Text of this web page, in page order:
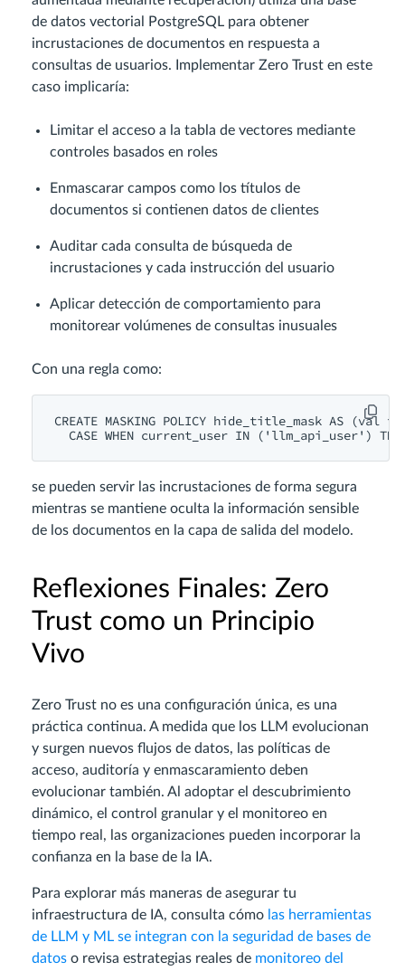
de datos vectorial PostgreSQL para obtener
incrustaciones de documentos en respuesta a
consultas de usuarios. Implementar Zero Trust en este
caso implicaría:
Limitar el acceso a la tabla de vectores mediante
controles basados en roles
Enmascarar campos como los títulos de
documentos si contienen datos de clientes
Auditar cada consulta de búsqueda de
incrustaciones y cada instrucción del usuario
Aplicar detección de comportamiento para
monitorear volúmenes de consultas inusuales
Con una regla como:
CREATE MASKING POLICY hide_title_mask AS (val
CASE WHEN current_user IN ( 'llm_api_user' )
se pueden servir las incrustaciones de forma segura
mientras se mantiene oculta la información sensible
de los documentos en la capa de salida del modelo.
Reflexiones Finales: Zero
Trust como un Principio
Vivo
Zero Trust no es una configuración única, es una
práctica continua. A medida que los LLM evolucionan
y surgen nuevos flujos de datos, las políticas de
acceso, auditoría y enmascaramiento deben
evolucionar también. Al adoptar el descubrimiento
dinámico, el control granular y el monitoreo en
tiempo real, las organizaciones pueden incorporar la
confianza en la base de la IA.
Para explorar más maneras de asegurar tu
infraestructura de IA, consulta cómo las herramientas
de LLM y ML se integran con la seguridad de bases de
datos o revisa estrategias reales de monitoreo del